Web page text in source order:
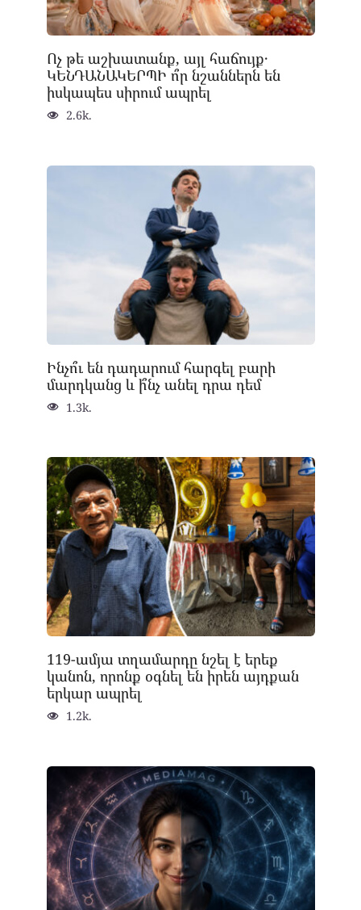
Ոչ թե աշխատանք, այլ հաճույք․
ԿԵՆԴԱՆԱԿԵՐՊԻ ո՞ր նշաններն են
իսկապես սիրում ապրել
2.6k.
Ինչո՞ւ են դադարում հարգել բարի
մարդկանց և ի՞նչ անել դրա դեմ
1.3k.
119-ամյա տղամարդը նշել է երեք
կանոն, որոնք օգնել են իրեն այդքան
երկար ապրել
1.2k.